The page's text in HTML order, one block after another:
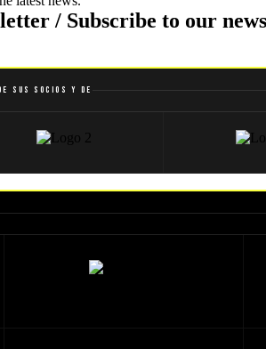
/ Subscribe to our
sus socios y de